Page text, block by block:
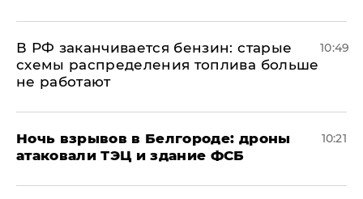
​В РФ заканчивается бензин: старые
схемы распределения топлива больше
не работают
10:49
​Ночь взрывов в Белгороде: дроны
атаковали ТЭЦ и здание ФСБ
10:21